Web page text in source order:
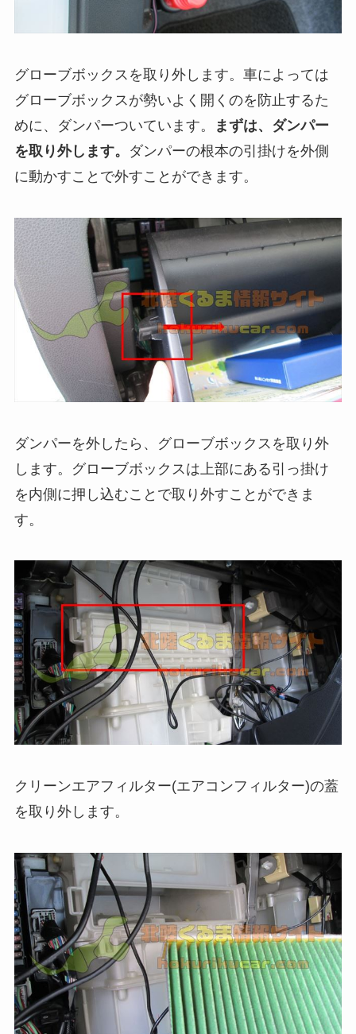
グローブボックスを取り外します。車によっては
グローブボックスが勢いよく開くのを防止するた
めに、ダンパーついています。
まずは、ダンパー
を取り外します。
ダンパーの根本の引掛けを外側
に動かすことで外すことができます。
ダンパーを外したら、グローブボックスを取り外
します。グローブボックスは上部にある引っ掛け
を内側に押し込むことで取り外すことができま
す。
クリーンエアフィルター(エアコンフィルター)の蓋
を取り外します。